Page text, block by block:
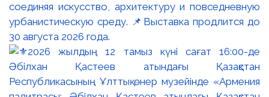
соединяя искусство, архитектуру и повседневную
урбанистическую среду. 📌Выставка продлится до
30 августа 2026 года.